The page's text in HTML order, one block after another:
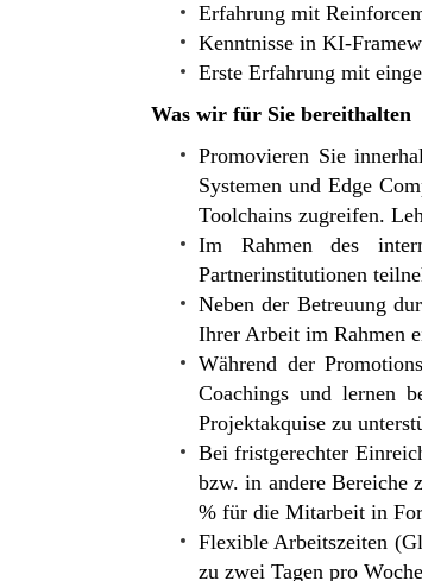
Erfahrung mit
Kenntnisse in KI-
Erste Erfahrung mit
Was wir für Sie bereithalten
Promovieren Sie
Systemen und Edge
Toolchains zugreifen.
Im Rahmen des
Partnerinstitutionen
Neben der Betreuung
Ihrer Arbeit im Rahmen
Während der
Coachings und lernen
Projektakquise zu
Bei fristgerechter
bzw. in andere Bereiche
% für die Mitarbeit in
Flexible Arbeitszeiten
zu zwei Tagen pro